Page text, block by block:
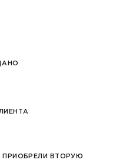
ПРИОБРЕЛИ ВТОРУЮ